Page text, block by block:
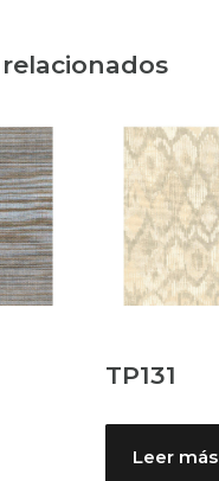
TP131
Leer más